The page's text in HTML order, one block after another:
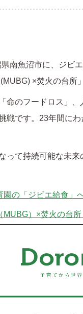
南魚沼市に、ジビ
×焚火の台所
命のフードロス」
戦です。23年間に
って持続可能な未
園の「ジビエ給食
）×焚火の台